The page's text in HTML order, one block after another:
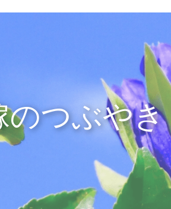
のつぶやき